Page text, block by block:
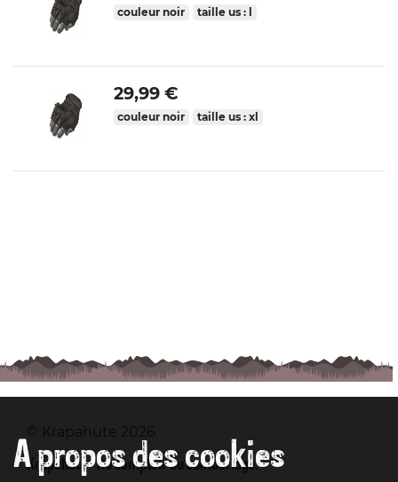
couleur noir taille us : l
29,99 €
couleur noir taille us : xl
© Krapahute 2026
Krapahute - Au comptoir du camouflage.
A propos des cookies